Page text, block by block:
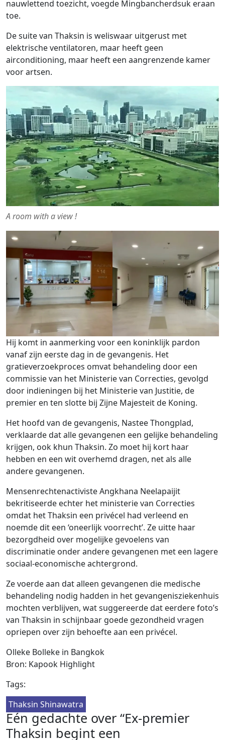
nauwlettend toezicht, voegde Mingbancherdsuk eraan
toe.
De suite van Thaksin is weliswaar uitgerust met
elektrische ventilatoren, maar heeft geen
airconditioning, maar heeft een aangrenzende kamer
voor artsen.
A room with a view !
Hij komt in aanmerking voor een koninklijk pardon
vanaf zijn eerste dag in de gevangenis. Het
gratieverzoekproces omvat behandeling door een
commissie van het Ministerie van Correcties, gevolgd
door indieningen bij het Ministerie van Justitie, de
premier en ten slotte bij Zijne Majesteit de Koning.
Het hoofd van de gevangenis, Nastee Thongplad,
verklaarde dat alle gevangenen een gelijke behandeling
krijgen, ook khun Thaksin. Zo moet hij kort haar
hebben en een wit overhemd dragen, net als alle
andere gevangenen.
Mensenrechtenactiviste Angkhana Neelapaijit
bekritiseerde echter het ministerie van Correcties
omdat het Thaksin een privécel had verleend en
noemde dit een ‘oneerlijk voorrecht’. Ze uitte haar
bezorgdheid over mogelijke gevoelens van
discriminatie onder andere gevangenen met een lagere
sociaal-economische achtergrond.
Ze voerde aan dat alleen gevangenen die medische
behandeling nodig hadden in het gevangenisziekenhuis
mochten verblijven, wat suggereerde dat eerdere foto’s
van Thaksin in schijnbaar goede gezondheid vragen
opriepen over zijn behoefte aan een privécel.
Olleke Bolleke in Bangkok
Bron: Kapook Highlight
Tags:
Thaksin Shinawatra
Eén gedachte over “Ex-premier
Thaksin begint een